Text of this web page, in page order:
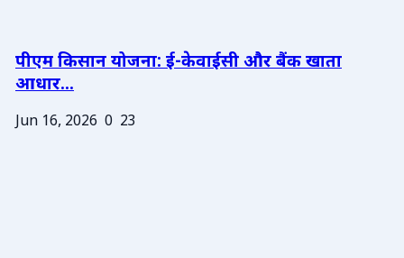
पीएम किसान योजना: ई-केवाईसी और बैंक खाता
आधार...
Jun 16, 2026 0 23